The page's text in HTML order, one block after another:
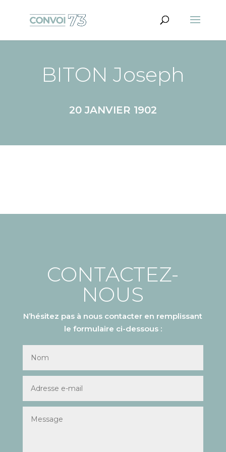
BITON Joseph
20 JANVIER 1902
CONTACTEZ-
NOUS
N’hésitez pas à nous contacter en remplissant
le formulaire ci-dessous :